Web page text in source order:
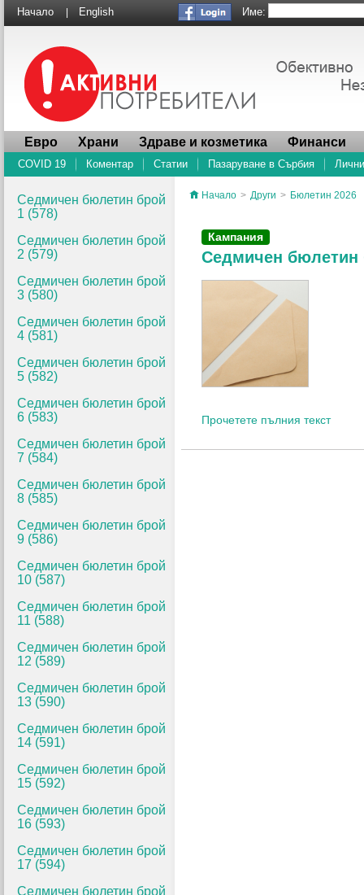
Начало English Име:
Евро Храни Здраве и козметика Финанси
COVID 19 Коментар Статии Пазаруване в Сърбия
Седмичен бюлетин брой
1 (578)
Седмичен бюлетин брой
2 (579)
Седмичен бюлетин брой
3 (580)
Седмичен бюлетин брой
4 (581)
Седмичен бюлетин брой
5 (582)
Седмичен бюлетин брой
6 (583)
Седмичен бюлетин брой
7 (584)
Седмичен бюлетин брой
8 (585)
Седмичен бюлетин брой
9 (586)
Седмичен бюлетин брой
10 (587)
Седмичен бюлетин брой
11 (588)
Седмичен бюлетин брой
12 (589)
Седмичен бюлетин брой
13 (590)
Седмичен бюлетин брой
14 (591)
Седмичен бюлетин брой
15 (592)
Седмичен бюлетин брой
16 (593)
Седмичен бюлетин брой
17 (594)
Седмичен бюлетин брой
Начало > Други > Бюлетин 2026
Кампания
Седмичен бюлетин
Прочетете пълния текст